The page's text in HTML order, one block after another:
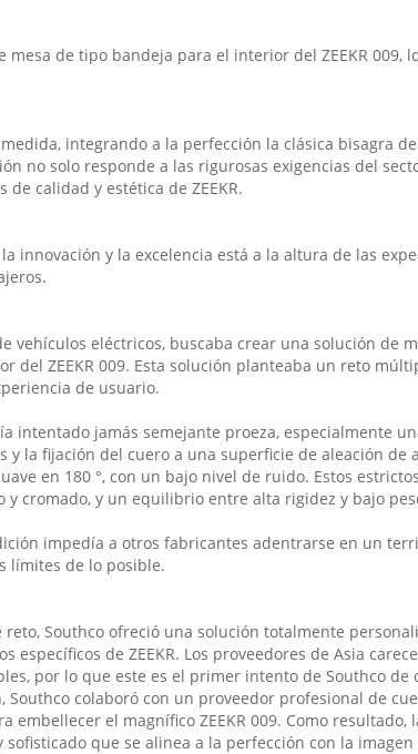
mesa de tipo bandeja para el interior del ZEEKR
integrando a la perfección la clásica bisagra
no solo responde a las rigurosas exigencias del
calidad y estética de ZEEKR.
innovación y la excelencia está a la altura de las
vehículos eléctricos, buscaba crear una solución de
del ZEEKR 009. Esta solución planteaba un reto
de usuario.
intentado jamás semejante proeza, especialmente
y la fijación del cuero a una superficie de aleación de
en 180 °, con un bajo nivel de ruido. Estos
y cromado, y un equilibrio entre alta rigidez y bajo
impedía a otros fabricantes adentrarse en un
límites de lo posible.
Southco ofreció una solución totalmente
específicos de ZEEKR. Los proveedores de Asia
por lo que este es el primer intento de Southco
Southco colaboró con un proveedor profesional de
embellecer el magnífico ZEEKR 009. Como
que se alinea a la perfección con la imagen